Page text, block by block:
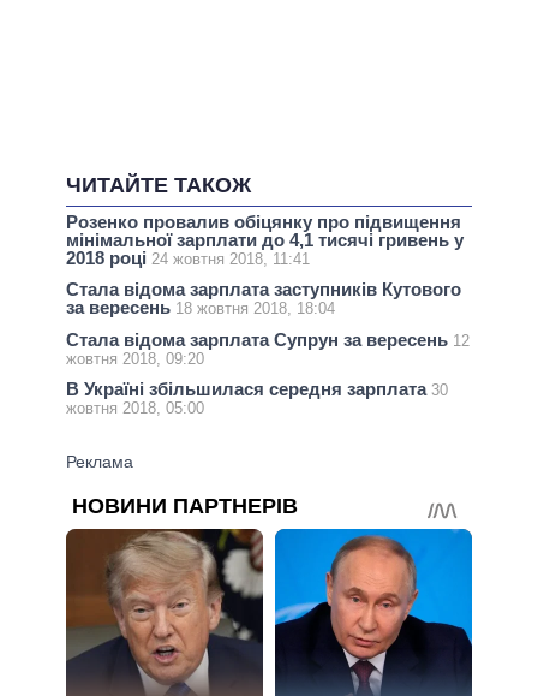
ЧИТАЙТЕ ТАКОЖ
Розенко провалив обіцянку про підвищення
мінімальної зарплати до 4,1 тисячі гривень у
2018 році 24 жовтня 2018, 11:41
Стала відома зарплата заступників Кутового
за вересень 18 жовтня 2018, 18:04
Стала відома зарплата Супрун за вересень 12
жовтня 2018, 09:20
В Україні збільшилася середня зарплата 30
жовтня 2018, 05:00